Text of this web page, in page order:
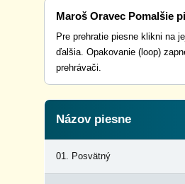
Maroš Oravec Pomalšie
Pre prehratie piesne klikni na
ďalšia. Opakovanie (loop)
prehrávači.
Názov piesne
01. Posvätný